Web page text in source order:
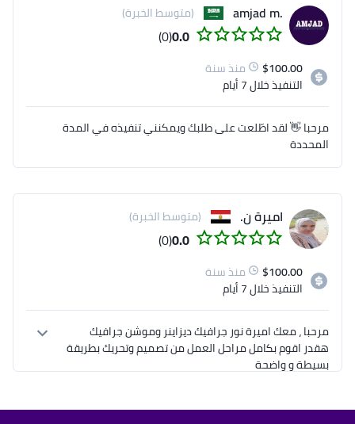
.amjad m (متوسط الخبرة)
0.0
(0)
$100.00
منذ سنة
التنفيذخلال 7 أيام
مرحبا 👋 لقد اطّلعت على طلبك ويمكنني تنفيذه في المدة
المحددة
اميرة ن. (متوسط الخبرة)
0.0
(0)
$100.00
منذ سنة
التنفيذخلال 7 أيام